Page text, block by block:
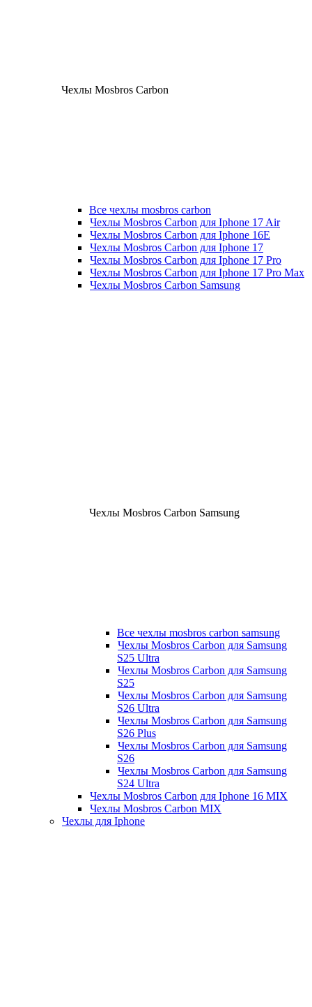
Чехлы Mosbros Carbon
Все чехлы mosbros carbon
Чехлы Mosbros Carbon для Iphone 17 Air
Чехлы Mosbros Carbon для Iphone 16E
Чехлы Mosbros Carbon для Iphone 17
Чехлы Mosbros Carbon для Iphone 17 Pro
Чехлы Mosbros Carbon для Iphone 17 Pro Max
Чехлы Mosbros Carbon Samsung
Чехлы Mosbros Carbon Samsung
Все чехлы mosbros carbon samsung
Чехлы Mosbros Carbon для Samsung
S25 Ultra
Чехлы Mosbros Carbon для Samsung
S25
Чехлы Mosbros Carbon для Samsung
S26 Ultra
Чехлы Mosbros Carbon для Samsung
S26 Plus
Чехлы Mosbros Carbon для Samsung
S26
Чехлы Mosbros Carbon для Samsung
S24 Ultra
Чехлы Mosbros Carbon для Iphone 16 MIX
Чехлы Mosbros Carbon MIX
Чехлы для Iphone